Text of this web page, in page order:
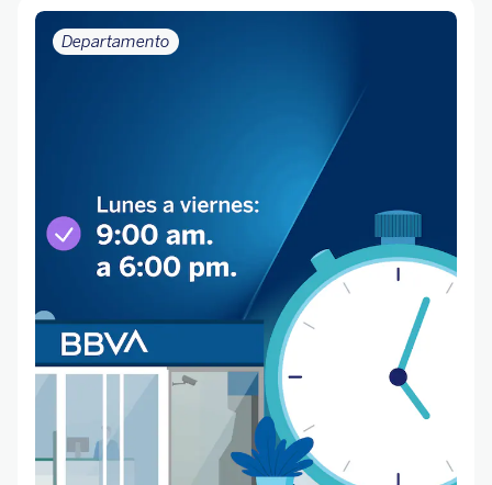
Departamento